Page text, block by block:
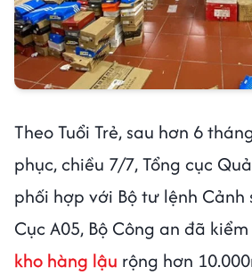
Theo Tuổi Trẻ, sau hơn 6
phục, chiều 7/7, Tổng cục
phối hợp với Bộ tư lệnh
Cục A05, Bộ Công an đã
kho hàng lậu rộng hơn